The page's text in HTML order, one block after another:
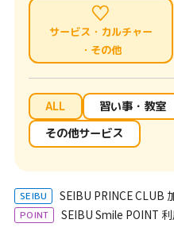
動
し
ま
サービス・カルチャー
・その他
ALL 習い事・教室
その他サービス
SEIBU SEIBU PRINCE CLUB
POINT SEIBU Smile POINT